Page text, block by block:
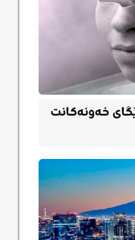
خەونەکانت